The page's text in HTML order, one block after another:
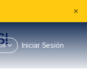
Iniciar Sesión